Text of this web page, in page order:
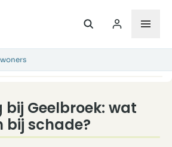
Geelbroek: wat
bij schade?